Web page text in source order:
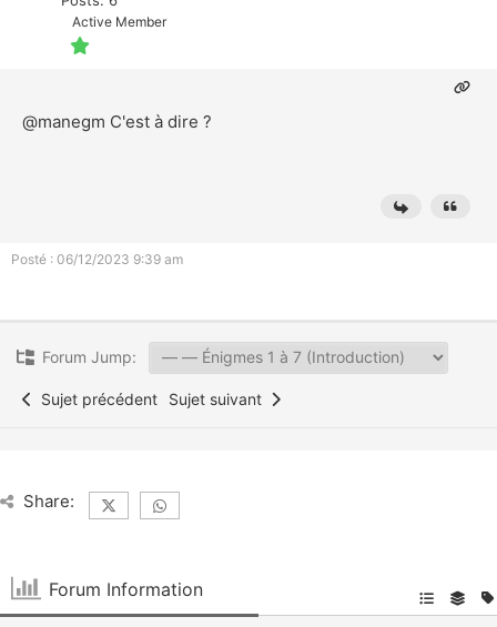
Active Member
@manegm C'est à dire ?
Posté : 06/12/2023 9:39 am
Forum Jump:
Sujet précédent Sujet suivant
Share:
Forum Information